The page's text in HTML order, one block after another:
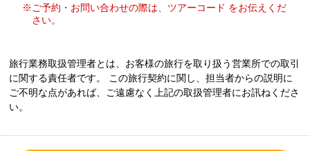
※ご予約・お問い合わせの際は、ツアーコード をお伝えくだ
さい。
旅行業務取扱管理者とは、お客様の旅行を取り扱う営業所での取引
に関する責任者です。 この旅行契約に関し、担当者からの説明に
ご不明な点があれば、ご遠慮なく上記の取扱管理者にお訊ねくださ
い。